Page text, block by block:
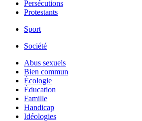
Persécutions
Protestants
Sport
Société
Abus sexuels
Bien commun
Écologie
Éducation
Famille
Handicap
Idéologies